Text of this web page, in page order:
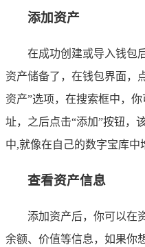
添加资产
在成功创建或导入钱包
资产储备了，在钱包界面，
资产”选项，在搜索框中，
址，之后点击“添加”按钮，
中,就像在自己的数字宝库中
查看资产信息
添加资产后，你可以在
余额、价值等信息，如果你